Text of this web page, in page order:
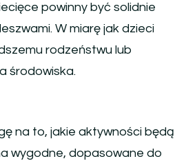
powinny być solidnie
W miarę jak dzieci
rodzeństwu lub
środowiska.
na to, jakie aktywności będą
wygodne, dopasowane do